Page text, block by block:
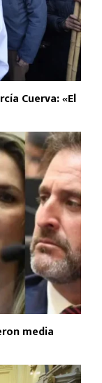
Cuerva: «El
media